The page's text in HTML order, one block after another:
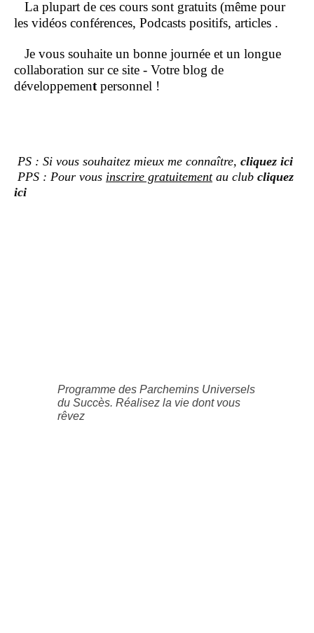
La plupart de ces cours sont gratuits (même pour
les vidéos conférences, Podcasts positifs, articles .
Je vous souhaite un bonne journée et un longue
collaboration sur ce site - Votre blog de
développementpersonnel !
PS : Si vous souhaitez mieux me connaître, cliquez ici
PPS : Pour vous inscrire gratuitementau club cliquez
ici
Programme des Parchemins Universels
du Succès. Réalisez la vie dont vous
rêvez